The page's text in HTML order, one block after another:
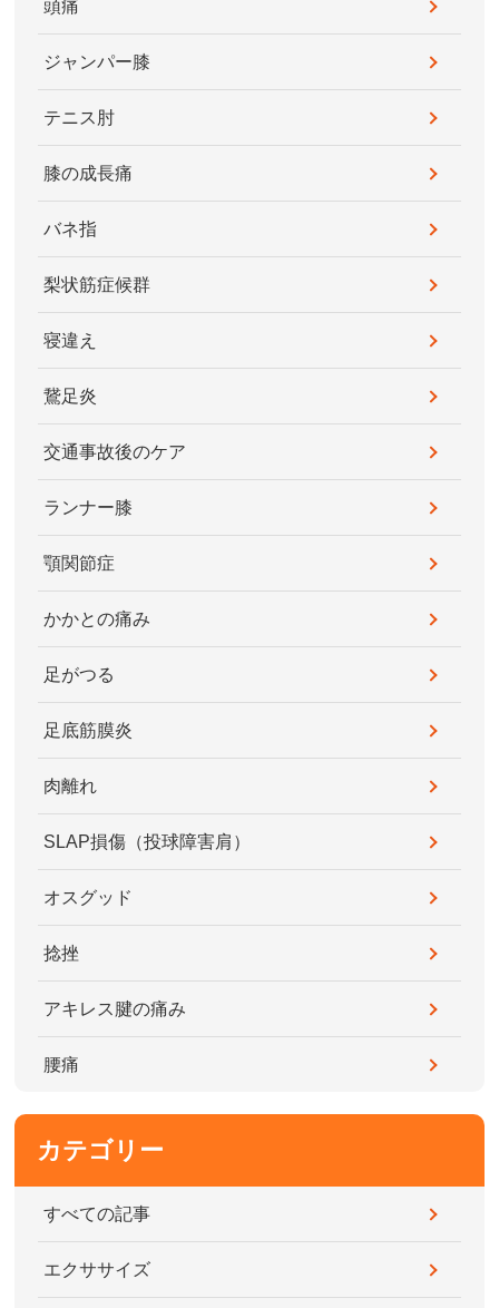
頭痛
ジャンパー膝
テニス肘
膝の成長痛
バネ指
梨状筋症候群
寝違え
鵞足炎
交通事故後のケア
ランナー膝
顎関節症
かかとの痛み
足がつる
足底筋膜炎
肉離れ
SLAP損傷（投球障害肩）
オスグッド
捻挫
アキレス腱の痛み
腰痛
カテゴリー
すべての記事
エクササイズ